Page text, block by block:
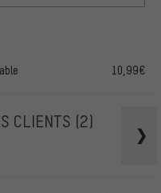
10,99€
CLIENTS (2)